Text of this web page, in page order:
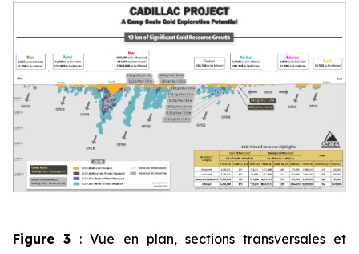
Figure 3 : Vue en plan, sections transversales et